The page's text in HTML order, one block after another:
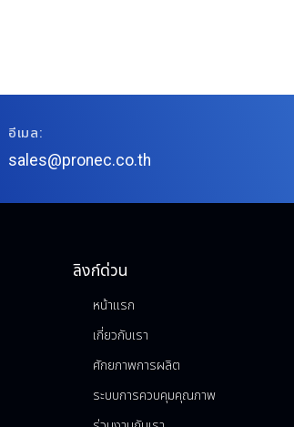
อีเมล:
sales@pronec.co.th
ลิงก์ด่วน
หน้าแรก
เกี่ยวกับเรา
ศักยภาพการผลิต
ระบบการควบคุมคุณภาพ